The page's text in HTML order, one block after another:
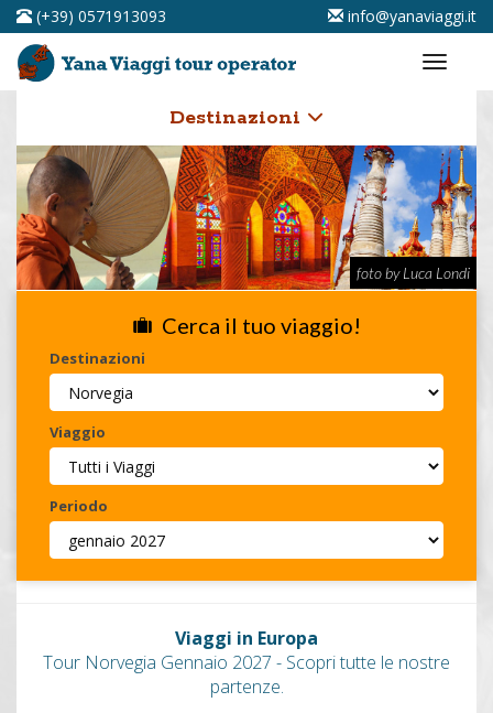
(+39) 0571913093 info@yanaviaggi.it
Destinazioni
foto by Luca Londi
Cerca il tuo viaggio!
Destinazioni
Viaggio
Periodo
Viaggi in Europa
Tour Norvegia Gennaio 2027 - Scopri tutte le nostre
partenze.